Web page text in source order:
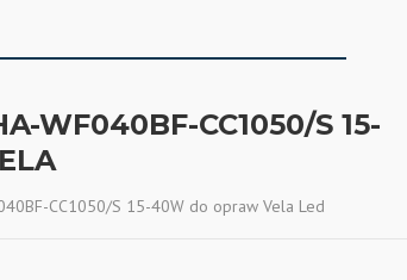
WF040BF-CC1050/S 15-
CC1050/S 15-40W do opraw Vela Led